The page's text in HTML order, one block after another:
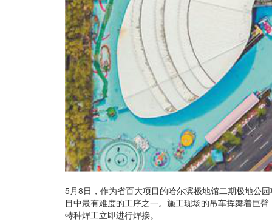
5月8日，作为省百大项目的哈尔滨极地馆二期极地公
目中最有难度的工序之一。施工现场的吊车挥舞着巨
特种焊工立即进行焊接。